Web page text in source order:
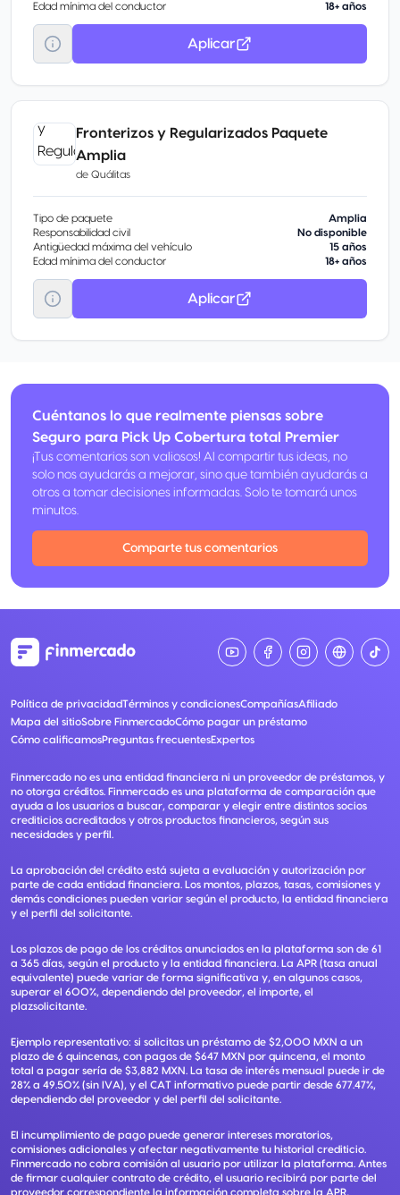
Edad mínima del conductor
18+ años
Aplicar
Fronterizos y Regularizados Paquete
Amplia
de Quálitas
Tipo de paquete
Amplia
Responsabilidad civil
No disponible
Antigüedad máxima del vehículo
15 años
Edad mínima del conductor
18+ años
Aplicar
Cuéntanos lo que realmente piensas sobre
Seguro para Pick Up Cobertura total Premier
¡Tus comentarios son valiosos! Al compartir tus ideas, no
solo nos ayudarás a mejorar, sino que también ayudarás a
otros a tomar decisiones informadas. Solo te tomará unos
minutos.
Comparte tus comentarios
Política de privacidadTérminos y condicionesCompañíasAfiliado
Mapa del sitioSobre FinmercadoCómo pagar un préstamo
Cómo calificamosPreguntas frecuentesExpertos
Finmercado no es una entidad financiera ni un proveedor de préstamos, y
no otorga créditos. Finmercado es una plataforma de comparación que
ayuda a los usuarios a buscar, comparar y elegir entre distintos socios
crediticios acreditados y otros productos financieros, según sus
necesidades y perfil.
La aprobación del crédito está sujeta a evaluación y autorización por
parte de cada entidad financiera. Los montos, plazos, tasas, comisiones y
demás condiciones pueden variar según el producto, la entidad financiera
y el perfil del solicitante.
Los plazos de pago de los créditos anunciados en la plataforma son de 61
a 365 días, según el producto y la entidad financiera. La APR (tasa anual
equivalente) puede variar de forma significativa y, en algunos casos,
superar el 600%, dependiendo del proveedor, el importe, el
plazsolicitante.
Ejemplo representativo: si solicitas un préstamo de $2,000 MXN a un
plazo de 6 quincenas, con pagos de $647 MXN por quincena, el monto
total a pagar sería de $3,882 MXN. La tasa de interés mensual puede ir de
28% a 49.50% (sin IVA), y el CAT informativo puede partir desde 677.47%,
dependiendo del proveedor y del perfil del solicitante.
El incumplimiento de pago puede generar intereses moratorios,
comisiones adicionales y afectar negativamente tu historial crediticio.
Finmercado no cobra comisión al usuario por utilizar la plataforma. Antes
de firmar cualquier contrato de crédito, el usuario recibirá por parte del
proveedor correspondiente la información completa sobre la APR,